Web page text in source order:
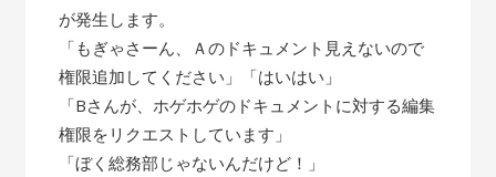
が発生します。
「もぎゃさーん、Ａのドキュメント見えないので
権限追加してください」「はいはい」
「Bさんが、ホゲホゲのドキュメントに対する編集
権限をリクエストしています」
「ぼく総務部じゃないんだけど！」